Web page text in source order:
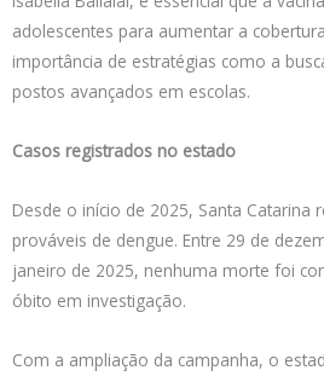
adolescentes para aumentar a
importância de estratégias como a
postos avançados em escolas.
Casos registrados no estado
Desde o início de 2025, Santa Catarina
prováveis de dengue. Entre 29 de
janeiro de 2025, nenhuma morte foi
óbito em investigação.
Com a ampliação da campanha, o